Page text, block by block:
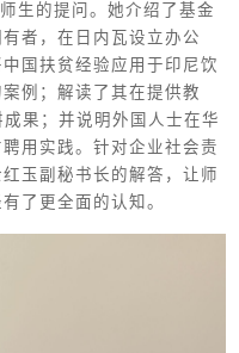
生的提问。她介绍了基金
者，在日内瓦设立办公
国扶贫经验应用于印尼饮
例；解读了其在提供教
果；并说明外国人士在华
用实践。针对企业社会责
玉副秘书长的解答，让师
了更全面的认知。